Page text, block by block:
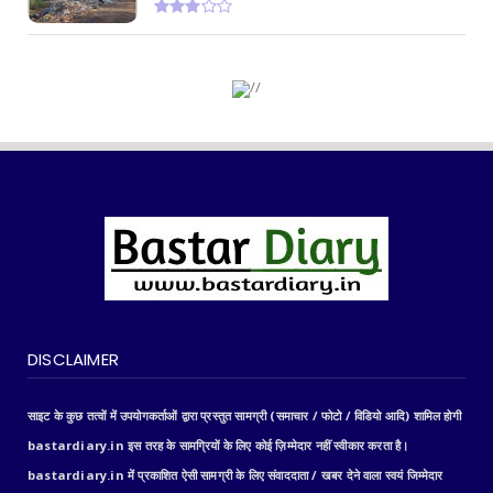
DISCLAIMER
साइट के कुछ तत्वों में उपयोगकर्ताओं द्वारा प्रस्तुत सामग्री (समाचार / फोटो / विडियो आदि) शामिल होगी
bastardiary.in इस तरह के सामग्रियों के लिए कोई ज़िम्मेदार नहीं स्वीकार करता है।
bastardiary.in में प्रकाशित ऐसी सामग्री के लिए संवाददाता / खबर देने वाला स्वयं जिम्मेदार